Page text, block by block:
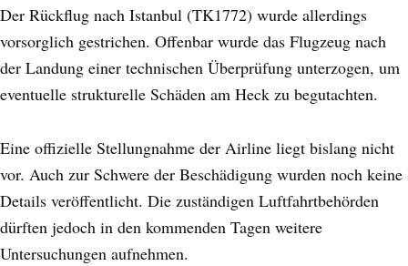
Der Rückflug nach Istanbul (TK1772) wurde allerdings
vorsorglich gestrichen. Offenbar wurde das Flugzeug nach
der Landung einer technischen Überprüfung unterzogen, um
eventuelle strukturelle Schäden am Heck zu begutachten.
Eine offizielle Stellungnahme der Airline liegt bislang nicht
vor. Auch zur Schwere der Beschädigung wurden noch keine
Details veröffentlicht. Die zuständigen Luftfahrtbehörden
dürften jedoch in den kommenden Tagen weitere
Untersuchungen aufnehmen.